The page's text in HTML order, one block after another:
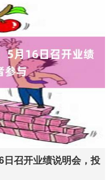
召开业绩说明会，投